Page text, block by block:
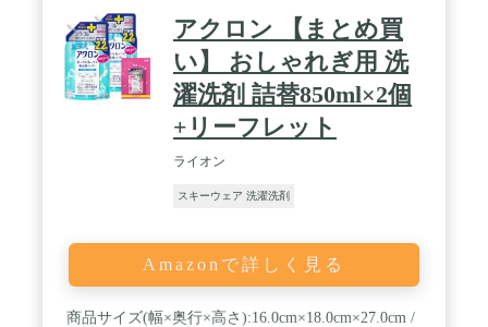
アクロン 【まとめ買
い】 おしゃれぎ用 洗
濯洗剤 詰替850ml×2個
+リーフレット
ライオン
スキーウェア 洗濯洗剤
Amazonで詳しく見る
商品サイズ(幅×奥行×高さ):16.0cm×18.0cm×27.0cm /